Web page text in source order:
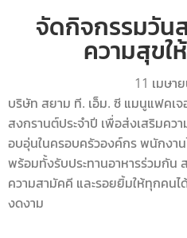
จัดกิจกรรมวัน
ความสุขใ
11 เมษา
บริษัท สยาม ที. เอ็ม. ซี แมนูแฟคเ
สงกรานต์ประจำปี เพื่อส่งเสริมคว
อบอุ่นในครอบครัวองค์กร พนักงา
พร้อมทั้งรับประทานอาหารร่วมกัน
ความสามัคคี และรอยยิ้มให้ทุกคน
งดงาม